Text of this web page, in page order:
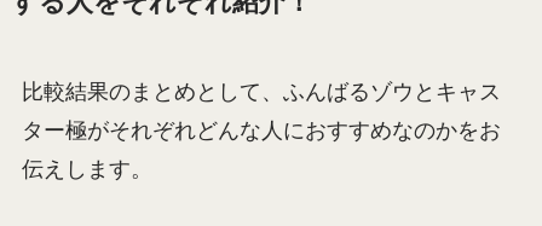
比較結果のまとめとして、ふんばるゾウとキャス
ター極がそれぞれどんな人におすすめなのかをお
伝えします。